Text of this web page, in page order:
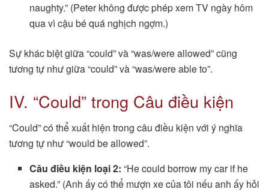
naughty.” (Peter không được phép xem TV ngày hôm
qua vì cậu bé quá nghịch ngợm.)
Sự khác biệt giữa “could” và “was/were allowed” cũng
tương tự như giữa “could” và “was/were able to”.
IV. “Could” trong Câu điều kiện
“Could” có thể xuất hiện trong câu điều kiện với ý nghĩa
tương tự như “would be allowed”.
Câu điều kiện loại 2: “He could borrow my car if he
asked.” (Anh ấy có thể mượn xe của tôi nếu anh ấy hỏi